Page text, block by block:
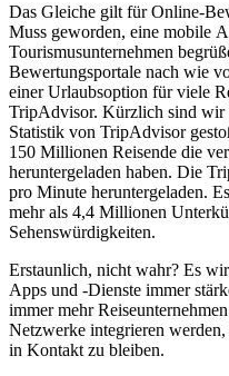
Das Gleiche gilt für Online-
Muss geworden, eine mobile
Tourismusunternehmen
Bewertungsportale nach wie
einer Urlaubsoption für viele
TripAdvisor. Kürzlich sind wir
Statistik von TripAdvisor
150 Millionen Reisende die
heruntergeladen haben. Die
pro Minute heruntergeladen.
mehr als 4,4 Millionen
Sehenswürdigkeiten.
Erstaunlich, nicht wahr? Es
Apps und -Dienste immer
immer mehr
Netzwerke integrieren
in Kontakt zu bleiben.